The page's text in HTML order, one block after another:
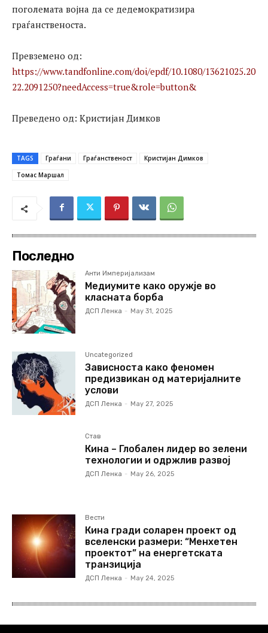
поголемата војна да се дедемократизира
граѓанственоста.
Превземено од:
https://www.tandfonline.com/doi/epdf/10.1080/13621025.20
22.2091250?needAccess=true&role=button&
Преведено од: Кристијан Димков
TAGS Граѓани Граѓанственост
Кристијан Димков
Томас Маршал
Последно
Анти Империјализам
Медиумите како оружје во
класната борба
ДСП Ленка - May 31, 2025
Uncategorized
Зависноста како феномен
предизвикан од материјалните
услови
ДСП Ленка - May 27, 2025
Став
Кина – Глобален лидер во зелени
технологии и одржлив развој
ДСП Ленка - May 26, 2025
Вести
Кина гради соларен проект од
вселенски размери: “Менхетен
проектот” на енергетската
транзиција
ДСП Ленка - May 24, 2025